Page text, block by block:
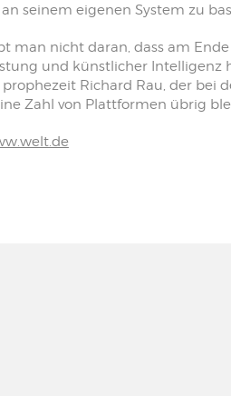
seinem eigenen System zu
man nicht daran, dass am
und künstlicher Intelligenz
Richard Rau, der
Zahl von Plattformen übrig